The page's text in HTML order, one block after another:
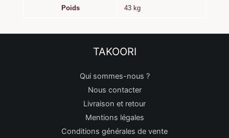
Poids 43 kg
TAKOORI
Qui sommes-nous ?
Nous contacter
Livraison et retour
Mentions légales
Conditions générales de vente